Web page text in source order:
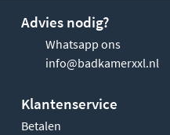
Advies nodig?
Whatsapp ons
info@badkamerxxl.nl
Klantenservice
Betalen